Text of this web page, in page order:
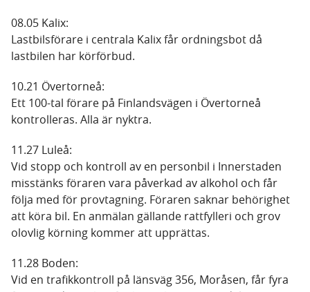
08.05 Kalix:
Lastbilsförare i centrala Kalix får ordningsbot då
lastbilen har körförbud.
10.21 Övertorneå:
Ett 100-tal förare på Finlandsvägen i Övertorneå
kontrolleras. Alla är nyktra.
11.27 Luleå:
Vid stopp och kontroll av en personbil i Innerstaden
misstänks föraren vara påverkad av alkohol och får
följa med för provtagning. Föraren saknar behörighet
att köra bil. En anmälan gällande rattfylleri och grov
olovlig körning kommer att upprättas.
11.28 Boden:
Vid en trafikkontroll på länsväg 356, Moråsen, får fyra